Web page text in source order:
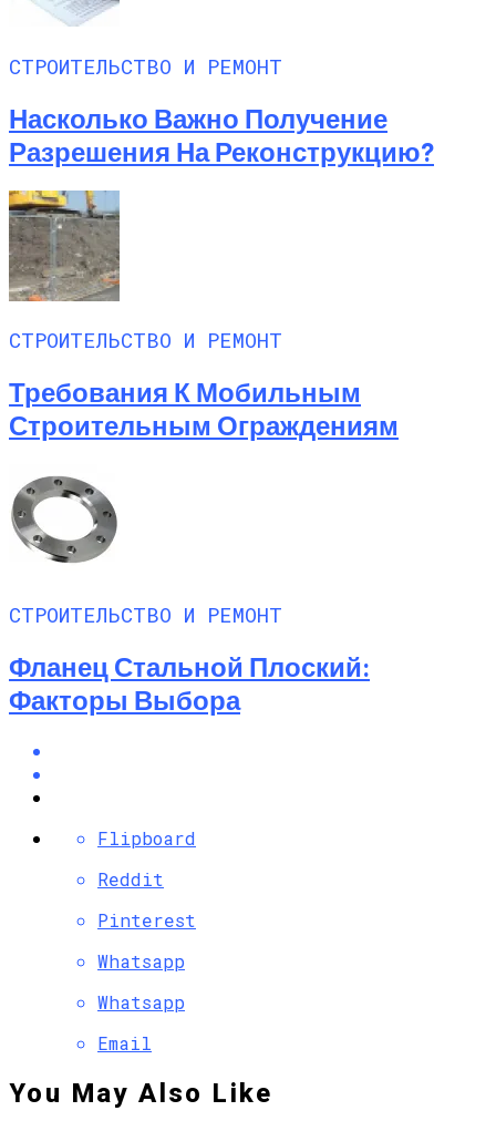
СТРОИТЕЛЬСТВО И РЕМОНТ
Насколько Важно Получение
Разрешения На Реконструкцию?
СТРОИТЕЛЬСТВО И РЕМОНТ
Требования К Мобильным
Строительным Ограждениям
СТРОИТЕЛЬСТВО И РЕМОНТ
Фланец Стальной Плоский:
Факторы Выбора
Flipboard
Reddit
Pinterest
Whatsapp
Whatsapp
Email
You May Also Like